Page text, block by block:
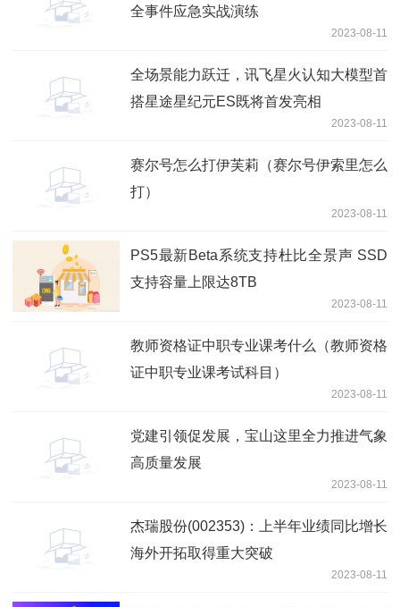
全事件应急实战演练
2023-08-11
全场景能力跃迁，讯飞星火认知大模型首
搭星途星纪元ES既将首发亮相
2023-08-11
赛尔号怎么打伊芙莉（赛尔号伊索里怎么
打）
2023-08-11
PS5最新Beta系统支持杜比全景声 SSD
支持容量上限达8TB
2023-08-11
教师资格证中职专业课考什么（教师资格
证中职专业课考试科目）
2023-08-11
党建引领促发展，宝山这里全力推进气象
高质量发展
2023-08-11
杰瑞股份(002353)：上半年业绩同比增长
海外开拓取得重大突破
2023-08-11